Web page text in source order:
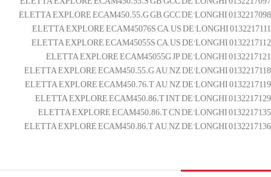
0132217098 ELETTA EXPLORE ECAM450.55.G GB, GCC DE’LONGHI
0132217111 ELETTA EXPLORE ECAM45076S CA, US DE’LONGHI
0132217112 ELETTA EXPLORE ECAM45055S CA, US DE’LONGHI
0132217121 ELETTA EXPLORE ECAM45055G JP DE’LONGHI
0132217118 ELETTA EXPLORE ECAM450.55.G AU, NZ DE’LONGHI
0132217119 ELETTA EXPLORE ECAM450.76.T AU, NZ DE’LONGHI
0132217129 ELETTA EXPLORE ECAM450.86.T INT DE’LONGHI
0132217135 ELETTA EXPLORE ECAM450.86.T CN DE’LONGHI
0132217136 ELETTA EXPLORE ECAM450.86.T AU, NZ DE’LONGHI